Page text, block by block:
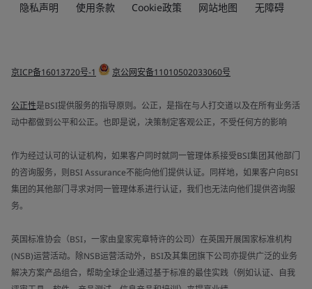
隐私声明 使用条款 Cookie政策 网站地图 无障碍
京ICP备16013720号-1 京公网安备11010502033060号
公正性是BSI提供服务的指导原则。公正，是指在与人打交道以及在所有业务活
动中都做到公平和公正。也即是说，决策制定客观公正，不受任何方的影响
作为经过认可的认证机构，如果客户同时就同一管理体系接受BSI集团其他部门
的咨询服务，则BSI Assurance不能向他们提供认证。同样地，如果客户向BSI
集团的其他部门寻求对同一管理体系进行认证，我们也无法向他们提供咨询服
务。
英国标准协会（BSI，一家由皇家宪章特许的公司）在英国开展国家标准机构
(NSB)运营活动。除NSB运营活动外，BSI及其集团旗下公司亦提供广泛的业务
解决方案产品组合，帮助全球企业通过基于标准的最佳实践（例如认证、自我